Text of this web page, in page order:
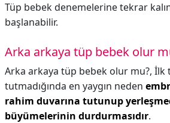
Tüp bebek denemelerine tekrar
başlanabilir.
Arka arkaya tüp bebek olur
Arka arkaya tüp bebek olur mu?, İlk
tutmadığında en yaygın neden
rahim duvarına tutunup
büyümelerinin durdurmasıdır.